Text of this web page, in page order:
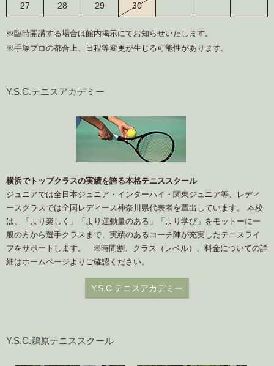
27 28 29 30
※臨時開講する場合は館内掲示にてお知らせいたします。
※手塚プロの都合上、日程等変更が生じる可能性があります。
Y.S.C.テニスアカデミー
横浜でトップクラスの実績を誇る本格テニススクール
ジュニアでは全日本ジュニア・インターハイ・関東ジュニア等、レディ
ースクラスでは全国レディース神奈川県代表者を輩出しています。 本校
は、「より楽しく」「より運動量のある」「より学び」をモットーに一
般の方から選手クラスまで、実績のあるコーチ陣が充実したテニスライ
フをサポートします。 ※時間割、クラス（レベル）、料金についての詳
細はホームページよりご確認ください。
Y.S.C.テニスアカデミー
Y.S.C.鵜原テニススクール